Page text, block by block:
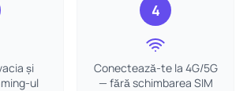
și
ul
4
Conectează-te la 4G/5G
— fără schimbarea SIM